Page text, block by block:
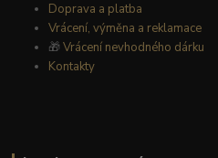
Doprava a platba
Vrácení, výměna a reklamace
🎁Vrácení nevhodného dárku
Kontakty